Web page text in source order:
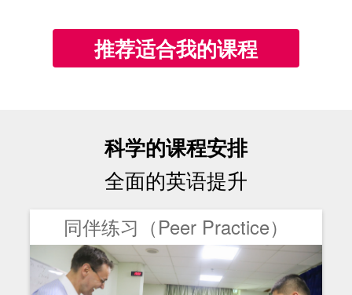
推荐适合我的课程
科学的课程安排
全面的英语提升
同伴练习（Peer Practice）